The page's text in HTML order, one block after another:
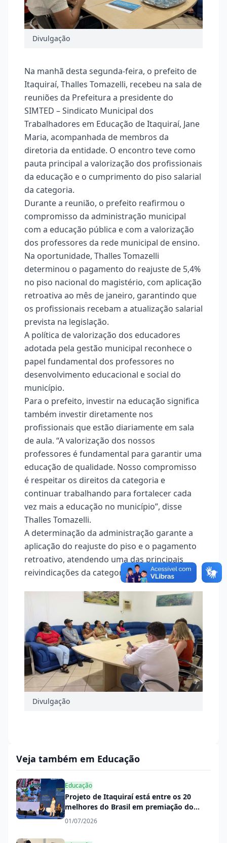
Divulgação
Na manhã desta segunda-feira, o prefeito de
Itaquiraí, Thalles Tomazelli, recebeu na sala de
reuniões da Prefeitura a presidente do
SIMTED – Sindicato Municipal dos
Trabalhadores em Educação de Itaquiraí, Jane
Maria, acompanhada de membros da
diretoria da entidade. O encontro teve como
pauta principal a valorização dos profissionais
da educação e o cumprimento do piso salarial
da categoria.
Durante a reunião, o prefeito reafirmou o
compromisso da administração municipal
com a educação pública e com a valorização
dos professores da rede municipal de ensino.
Na oportunidade, Thalles Tomazelli
determinou o pagamento do reajuste de 5,4%
no piso nacional do magistério, com aplicação
retroativa ao mês de janeiro, garantindo que
os profissionais recebam a atualização salarial
prevista na legislação.
A política de valorização dos educadores
adotada pela gestão municipal reconhece o
papel fundamental dos professores no
desenvolvimento educacional e social do
município.
Para o prefeito, investir na educação significa
também investir diretamente nos
profissionais que estão diariamente em sala
de aula. “A valorização dos nossos
professores é fundamental para garantir uma
educação de qualidade. Nosso compromisso
é respeitar os direitos da categoria e
continuar trabalhando para fortalecer cada
vez mais a educação no município”, disse
Thalles Tomazelli.
A determinação da administração garante a
aplicação do reajuste do piso e o pagamento
retroativo, atendendo uma das principais
reivindicações da categoria.
Divulgação
Veja também em Educação
Educação
Projeto de Itaquiraí está entre os 20
melhores do Brasil em premiação do
PNAE
01/07/2026